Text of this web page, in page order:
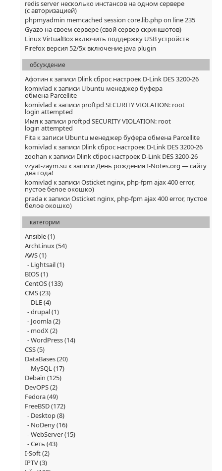
redis server несколько инстансов на одном сервере
(с авторизацией)
phpmyadmin memcached session core.lib.php on line 235
Gyazo на своем сервере (свой сервер скриншотов)
Linux VirtualBox включить поддержку USB устройств
Firefox версия 52/5x включение java plugin
обсуждение
Афотин к записи Dlink сброс настроек D-Link DES 3200-26
komivlad к записи Ubuntu менеджер буфера
обмена Parcellite
komivlad к записи proftpd SECURITY VIOLATION: root
login attempted
Имя к записи proftpd SECURITY VIOLATION: root
login attempted
Fita к записи Ubuntu менеджер буфера обмена Parcellite
komivlad к записи Dlink сброс настроек D-Link DES 3200-26
zoohan к записи Dlink сброс настроек D-Link DES 3200-26
vzyat-zaym.su к записиДень рождения I-Notes.org — сайту
два года!
komivlad к записиOsticket nginx, php-fpm ajax 400 error,
пустое белое окошко)
prada к записиOsticket nginx, php-fpm ajax 400 error, пустое
белое окошко)
категории
Ansible(1)
ArchLinux(54)
AWS(1)
Lightsail(1)
BIOS(1)
CentOS(133)
CMS(23)
DLE(4)
drupal(1)
Joomla(2)
modX(2)
WordPress(14)
CSS(5)
DataBases(20)
MySQL(17)
Debain (125)
DevOPS(2)
Fedora(49)
FreeBSD(172)
Desktop(8)
NoDeny(16)
WebServer(15)
Сеть (43)
I-Soft(2)
IPTV(3)